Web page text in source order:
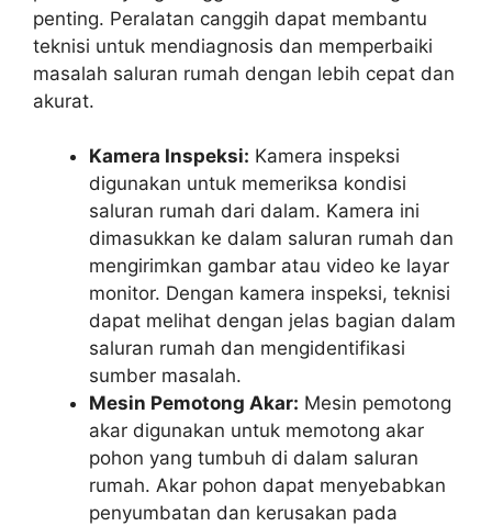
penting. Peralatan canggih dapat membantu
teknisi untuk mendiagnosis dan memperbaiki
masalah saluran rumah dengan lebih cepat dan
akurat.
Kamera Inspeksi: Kamera inspeksi
digunakan untuk memeriksa kondisi
saluran rumah dari dalam. Kamera ini
dimasukkan ke dalam saluran rumah dan
mengirimkan gambar atau video ke layar
monitor. Dengan kamera inspeksi, teknisi
dapat melihat dengan jelas bagian dalam
saluran rumah dan mengidentifikasi
sumber masalah.
Mesin Pemotong Akar: Mesin pemotong
akar digunakan untuk memotong akar
pohon yang tumbuh di dalam saluran
rumah. Akar pohon dapat menyebabkan
penyumbatan dan kerusakan pada